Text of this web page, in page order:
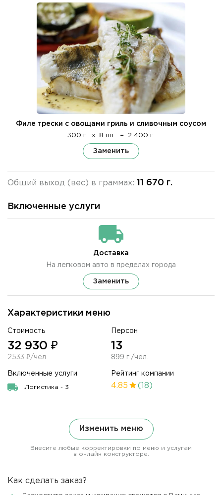
Характеристики меню
Стоимость
32 930 ₽
2533 ₽/чел
Персон
13
899 г./чел.
Включенные услуги
Логистика - 3
Рейтинг компании
4.85 (18)
Филе трески с овощами гриль и сливочным соусом
300 г. x 8 шт. = 2 400 г.
Заменить
Общий выход (вес) в граммах: 11 670 г.
Изменить меню
Внесите любые корректировки по меню и услугам
в онлайн конструкторе.
Включенные услуги
Доставка
На легковом авто в пределах города
Заменить
Как сделать заказ?